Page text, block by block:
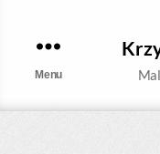
Menu